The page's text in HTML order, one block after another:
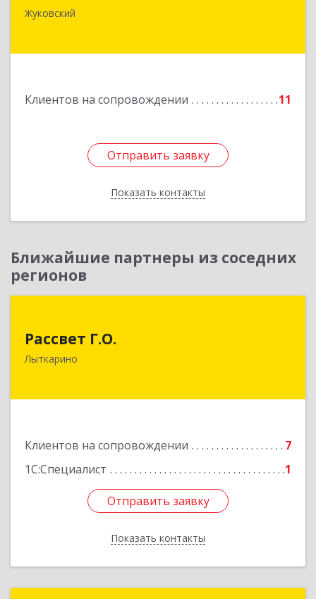
Жуковский
Клиентов на сопровождении 11
Отправить заявку
Показать контакты
Подробнее
Отправить заявку
Назад
Ближайшие партнеры из соседних
регионов
Рассвет Г.О.
Лыткарино
Клиентов на сопровождении
7
1С:Специалист
1
Отправить заявку
Показать контакты
Подробнее
Отправить заявку
Назад